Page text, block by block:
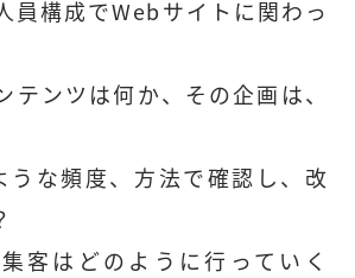
員構成でWebサイトに関わっ
テンツは何か、その企画は、
うな頻度、方法で確認し、改
客はどのように行っていく